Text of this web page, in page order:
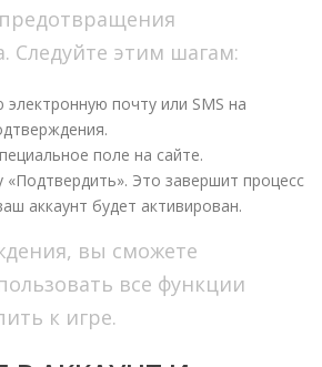
Следуйте этим шагам:
почту или SMS на
поле на сайте.
Это завершит процесс
аккаунт будет активирован.
вы сможете
все функции
к игре.